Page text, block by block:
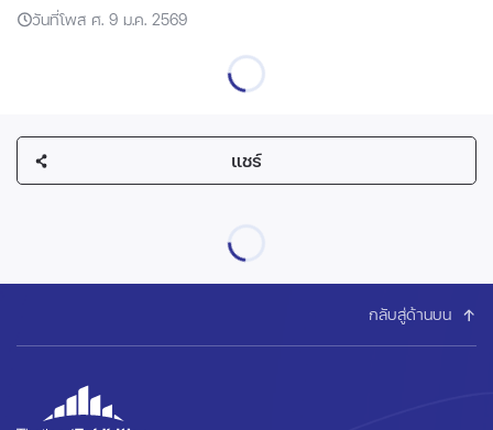
วันที่โพส ศ. 9 ม.ค. 2569
แชร์
กลับสู่ด้านบน